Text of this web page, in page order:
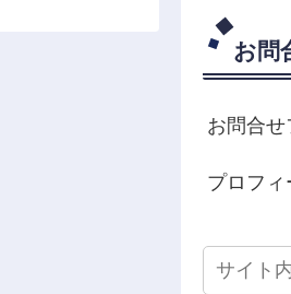
お問
お問合せ
プロフィ